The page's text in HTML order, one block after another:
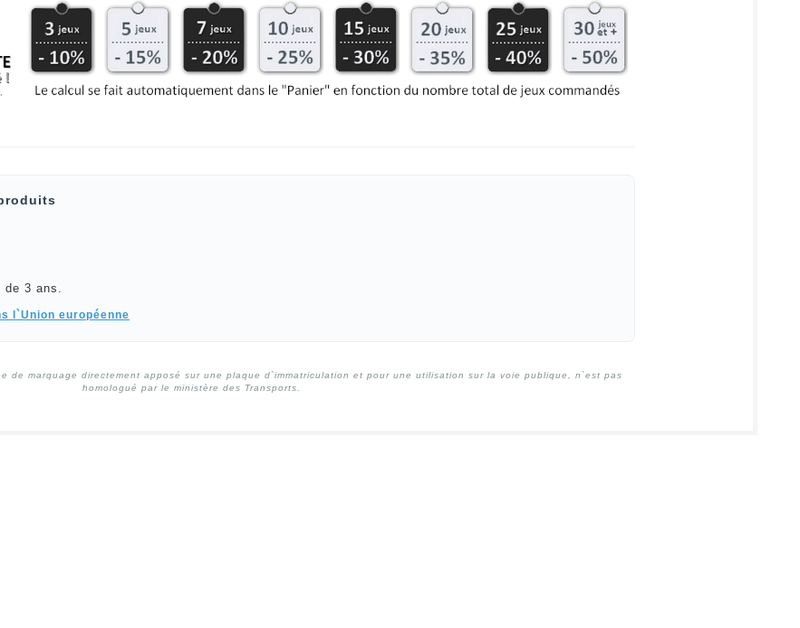
3 ans.
l`Union européenne
de marquage directement apposé sur une plaque d`immatriculation et pour une utilisation sur la voie publique, n`est pas
homologué par le ministère des Transports.